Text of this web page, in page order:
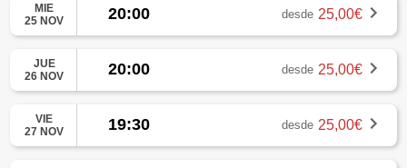
MIE
25 NOV
20:00 desde 25,00€
JUE
26 NOV
20:00 desde 25,00€
VIE
27 NOV
19:30 desde 25,00€